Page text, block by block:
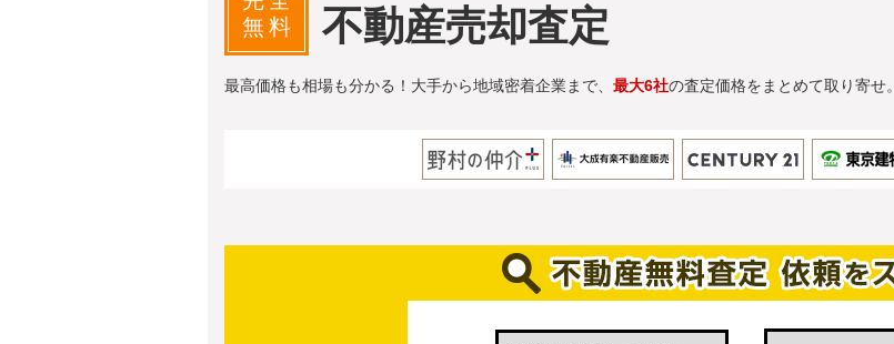
無料
不動産売却査定
最高価格も相場も分かる！大手から地域密着企業まで、 最大6社の査定価格をまとめて取り寄せ。